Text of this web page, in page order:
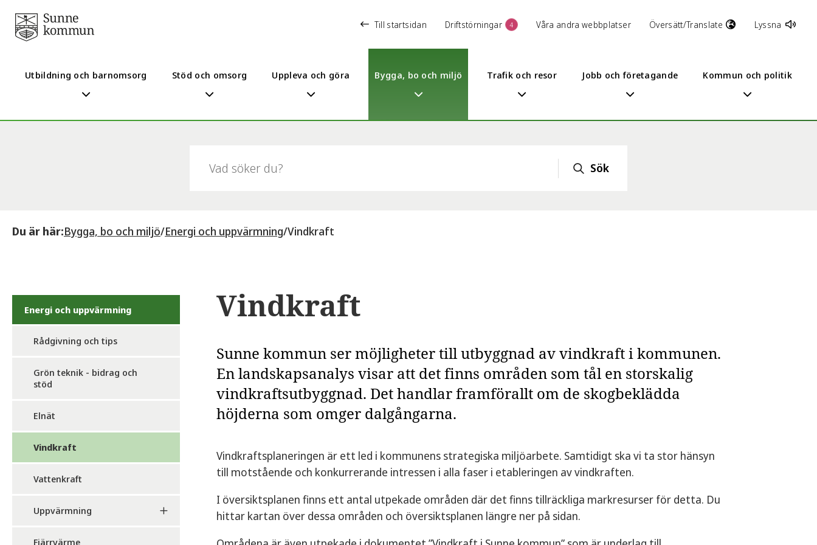
Till startsidan Driftstörningar 4 Våra andra webbplatser Översätt/Translate Lyssna
Utbildning och barnomsorg Stöd och omsorg Uppleva och göra Bygga, bo och miljö Trafik och resor Jobb och företagande Kommun och politik
Sök
Du är här:Bygga, bo och miljö/Energi och uppvärmning/Vindkraft
Energi och uppvärmning
Rådgivning och tips
Grön teknik - bidrag och
stöd
Elnät
Vindkraft
Vattenkraft
Uppvärmning
Fjärrvärme
Vindkraft
Sunne kommun ser möjligheter till utbyggnad av vindkraft i kommunen.
En landskapsanalys visar att det finns områden som tål en storskalig
vindkraftsutbyggnad. Det handlar framförallt om de skogbeklädda
höjderna som omger dalgångarna.
Vindkraftsplaneringen är ett led i kommunens strategiska miljöarbete. Samtidigt ska vi ta stor hänsyn
till motstående och konkurrerande intressen i alla faser i etableringen av vindkraften.
I översiktsplanen finns ett antal utpekade områden där det finns tillräckliga markresurser för detta. Du
hittar kartan över dessa områden och översiktsplanen längre ner på sidan.